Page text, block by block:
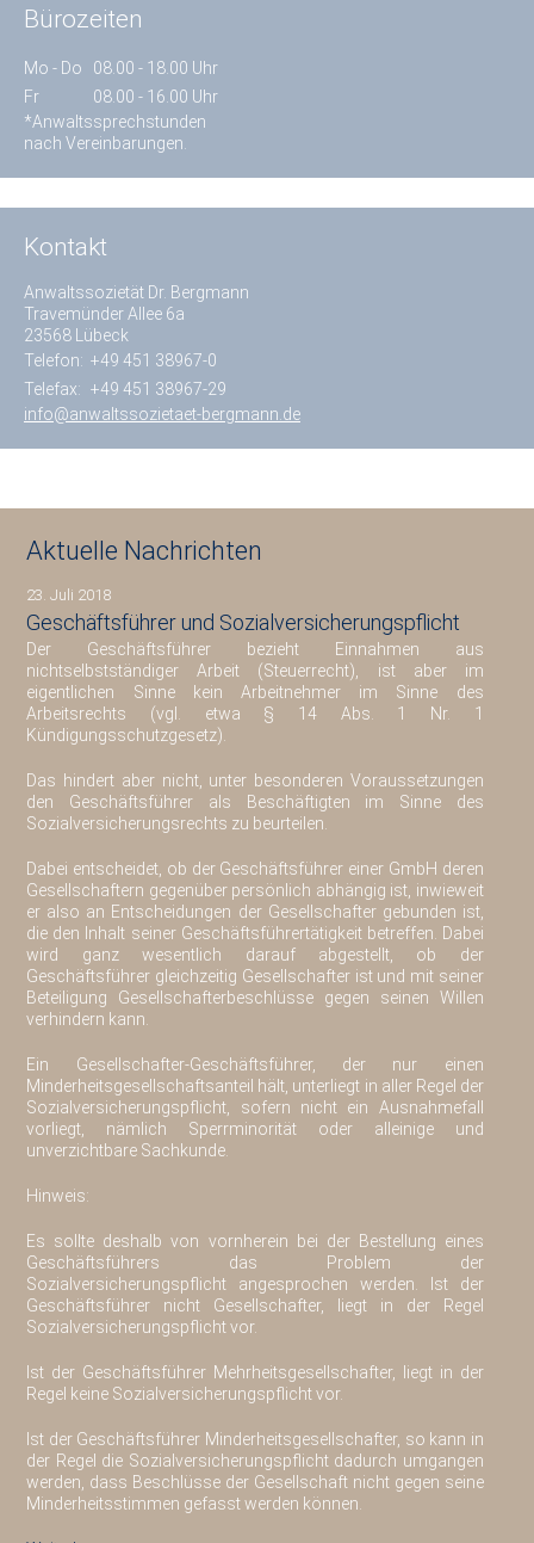
Bürozeiten
Mo - Do
08.00 - 18.00 Uhr
Fr
08.00 - 16.00 Uhr
*Anwaltssprechstunden
nach Vereinbarungen.
Kontakt
Anwaltssozietät Dr. Bergmann
Travemünder Allee 6a
23568 Lübeck
Telefon: +49 451 38967-0
Telefax: +49 451 38967-29
info@anwaltssozietaet-bergmann.de
Aktuelle Nachrichten
23. Juli 2018
Geschäftsführer und Sozialversicherungspflicht
Der Geschäftsführer bezieht Einnahmen aus
nichtselbstständiger Arbeit (Steuerrecht), ist aber im
eigentlichen Sinne kein Arbeitnehmer im Sinne des
Arbeitsrechts (vgl. etwa § 14 Abs. 1 Nr. 1
Kündigungsschutzgesetz).
Das hindert aber nicht, unter besonderen Voraussetzungen
den Geschäftsführer als Beschäftigten im Sinne des
Sozialversicherungsrechts zu beurteilen.
Dabei entscheidet, ob der Geschäftsführer einer GmbH deren
Gesellschaftern gegenüber persönlich abhängig ist, inwieweit
er also an Entscheidungen der Gesellschafter gebunden ist,
die den Inhalt seiner Geschäftsführertätigkeit betreffen. Dabei
wird ganz wesentlich darauf abgestellt, ob der
Geschäftsführer gleichzeitig Gesellschafter ist und mit seiner
Beteiligung Gesellschafterbeschlüsse gegen seinen Willen
verhindern kann.
Ein Gesellschafter-Geschäftsführer, der nur einen
Minderheitsgesellschaftsanteil hält, unterliegt in aller Regel der
Sozialversicherungspflicht, sofern nicht ein Ausnahmefall
vorliegt, nämlich Sperrminorität oder alleinige und
unverzichtbare Sachkunde.
Hinweis:
Es sollte deshalb von vornherein bei der Bestellung eines
Geschäftsführers das Problem der
Sozialversicherungspflicht angesprochen werden. Ist der
Geschäftsführer nicht Gesellschafter, liegt in der Regel
Sozialversicherungspflicht vor.
Ist der Geschäftsführer Mehrheitsgesellschafter, liegt in der
Regel keine Sozialversicherungspflicht vor.
Ist der Geschäftsführer Minderheitsgesellschafter, so kann in
der Regel die Sozialversicherungspflicht dadurch umgangen
werden, dass Beschlüsse der Gesellschaft nicht gegen seine
Minderheitsstimmen gefasst werden können.